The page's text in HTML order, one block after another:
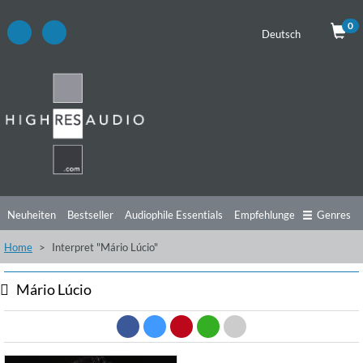
Deutsch
0
Neuheiten Bestseller Audiophile Essentials Empfehlungen
Hörtipps Top Alben Angebote
Videos
Genres
Home Interpret "Mário Lúcio"
Mário Lúcio